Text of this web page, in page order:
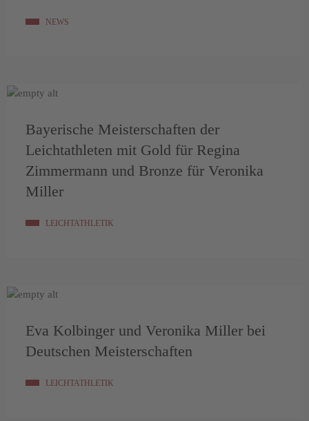
NEWS
Bayerische Meisterschaften der
Leichtathleten mit Gold für Regina
Zimmermann und Bronze für Veronika
Miller
LEICHTATHLETIK
Eva Kolbinger und Veronika Miller bei
Deutschen Meisterschaften
LEICHTATHLETIK